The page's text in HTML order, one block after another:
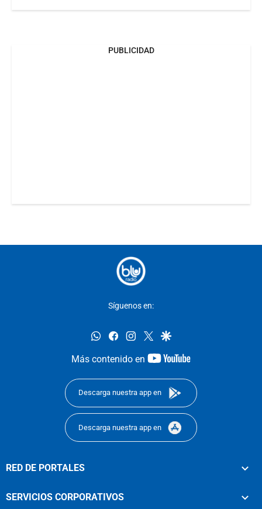
PUBLICIDAD
Síguenos en:
whatsappfacebookinstagram
twittergoogle
Más contenido en
youtube-
Descarga nuestra app en
Descarga nuestra app en
RED DE PORTALES
SERVICIOS CORPORATIVOS